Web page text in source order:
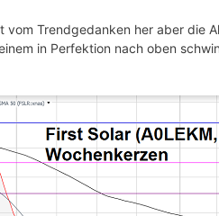
vom Trendgedanken her aber die
in Perfektion nach oben